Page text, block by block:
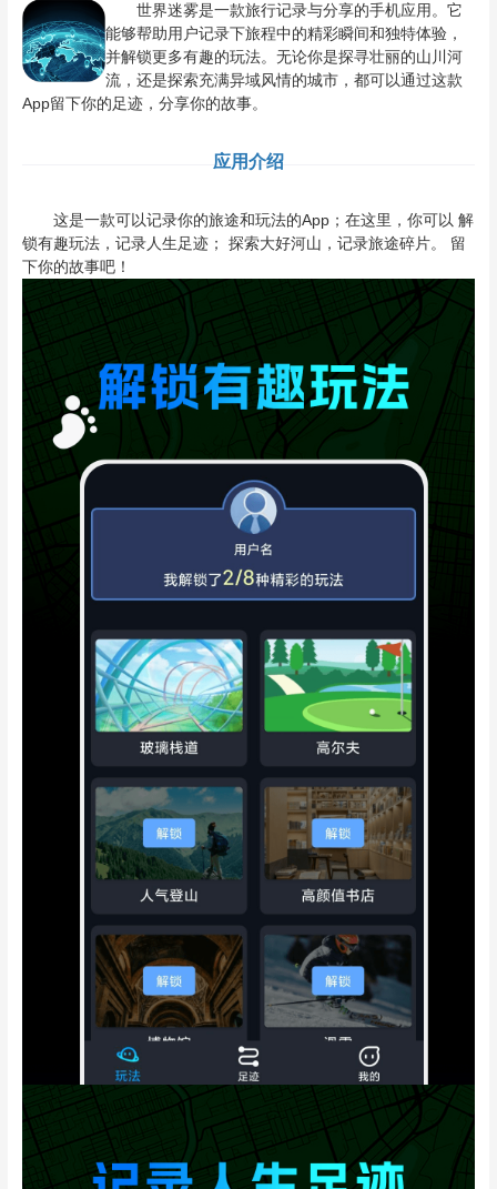
世界迷雾是一款旅行记录与分享的手机应用。它
能够帮助用户记录下旅程中的精彩瞬间和独特体验，
并解锁更多有趣的玩法。无论你是探寻壮丽的山川河
流，还是探索充满异域风情的城市，都可以通过这款
App留下你的足迹，分享你的故事。
应用介绍
这是一款可以记录你的旅途和玩法的App；在这里，你可以 解
锁有趣玩法，记录人生足迹； 探索大好河山，记录旅途碎片。 留
下你的故事吧！